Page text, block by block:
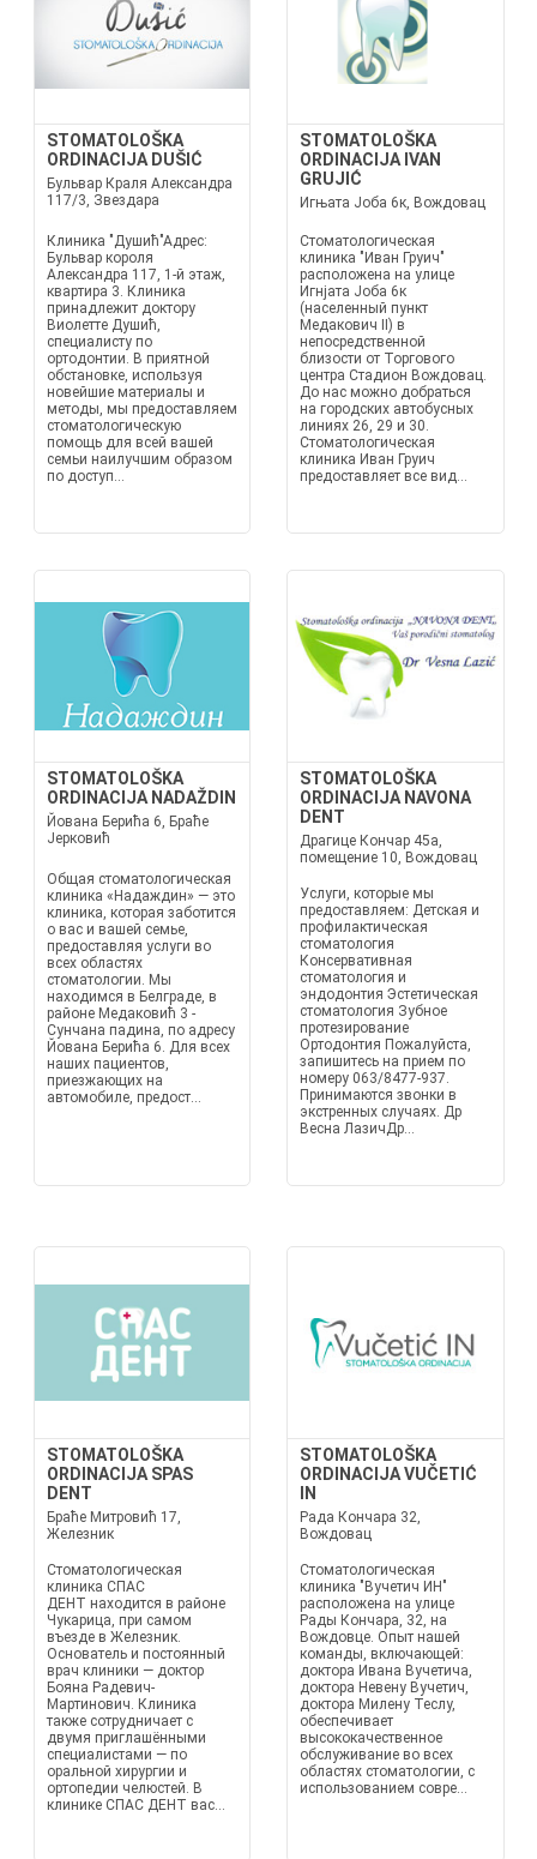
STOMATOLOŠKA
ORDINACIJA DUŠIĆ
Бульвар Краля Александра
117/3, Звездара
Клиника "Душић"Адрес:
Бульвар короля
Александра 117, 1-й этаж,
квартира 3. Клиника
принадлежит доктору
Виолетте Душић,
специалисту по
ортодонтии. В приятной
обстановке, используя
новейшие материалы и
методы, мы предоставляем
стоматологическую
помощь для всей вашей
семьи наилучшим образом
по доступ...
STOMATOLOŠKA
ORDINACIJA IVAN
GRUJIĆ
Игњата Јоба 6к, Вождовац
Стоматологическая
клиника "Иван Груич"
расположена на улице
Игнјата Јоба 6к
(населенный пункт
Медакович II) в
непосредственной
близости от Торгового
центра Стадион Вождовац.
До нас можно добраться
на городских автобусных
линиях 26, 29 и 30.
Стоматологическая
клиника Иван Груич
предоставляет все вид...
STOMATOLOŠKA
ORDINACIJA NADAŽDIN
Йована Берића 6, Браће
Јерковић
Общая стоматологическая
клиника «Надаждин» — это
клиника, которая заботится
о вас и вашей семье,
предоставляя услуги во
всех областях
стоматологии. Мы
находимся в Белграде, в
районе Медаковић 3 -
Сунчана падина, по адресу
Йована Берића 6. Для всех
наших пациентов,
приезжающих на
автомобиле, предост...
STOMATOLOŠKA
ORDINACIJA NAVONA
DENT
Драгице Кончар 45a,
помещение 10, Вождовац
Услуги, которые мы
предоставляем: Детская и
профилактическая
стоматология
Консервативная
стоматология и
эндодонтия Эстетическая
стоматология Зубное
протезирование
Ортодонтия Пожалуйста,
запишитесь на прием по
номеру 063/8477-937.
Принимаются звонки в
экстренных случаях. Др
Весна ЛазичДр...
STOMATOLOŠKA
ORDINACIJA SPAS
DENT
Браће Митровић 17,
Железник
Стоматологическая
клиника СПАС
ДЕНТ находится в районе
Чукарица, при самом
въезде в Железник.
Основатель и постоянный
врач клиники — доктор
Бояна Радевич-
Мартинович. Клиника
также сотрудничает с
двумя приглашёнными
специалистами — по
оральной хирургии и
ортопедии челюстей. В
клинике СПАС ДЕНТ вас...
STOMATOLOŠKA
ORDINACIJA VUČETIĆ
IN
Рада Кончара 32,
Вождовац
Стоматологическая
клиника "Вучетич ИН"
расположена на улице
Рады Кончара, 32, на
Вождовце. Опыт нашей
команды, включающей:
доктора Ивана Вучетича,
доктора Невену Вучетич,
доктора Милену Теслу,
обеспечивает
высококачественное
обслуживание во всех
областях стоматологии, с
использованием совре...